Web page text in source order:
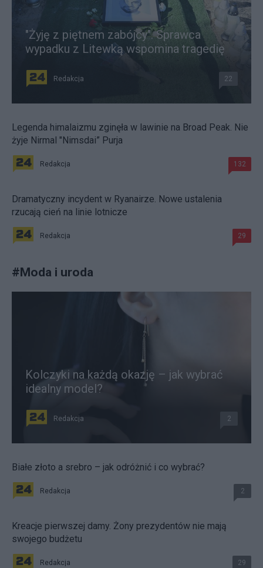
"Żyję z piętnem zabójcy". Sprawca
wypadku z Litewką wspomina tragedię
Redakcja 22
Legenda himalaizmu zginęła w lawinie na Broad Peak. Nie
żyje Nirmal "Nimsdai” Purja
Redakcja 132
Dramatyczny incydent w Ryanairze. Nowe ustalenia
rzucają cień na linie lotnicze
Redakcja 29
#Moda i uroda
Kolczyki na każdą okazję – jak wybrać
idealny model?
Redakcja 2
Białe złoto a srebro – jak odróżnić i co wybrać?
Redakcja 2
Kreacje pierwszej damy. Żony prezydentów nie mają
swojego budżetu
Redakcja 29